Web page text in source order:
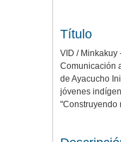
Título
VID / Minkakuy
Comunicación
de Ayacucho
jóvenes
"Construyendo